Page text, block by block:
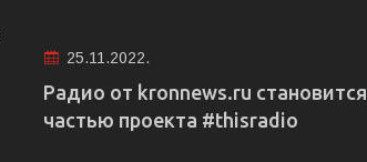
25.11.2022.
Радио от kronnews.ru становится
частью проекта #thisradio